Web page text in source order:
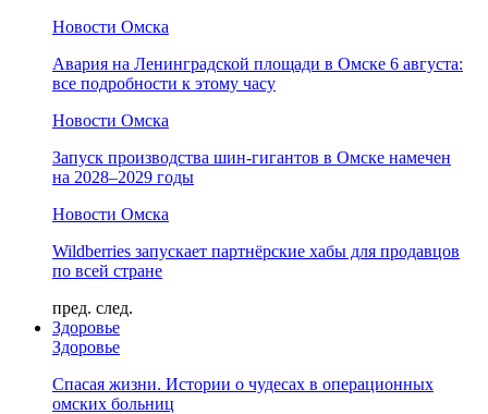
Новости Омска
Авария на Ленинградской площади в Омске 6 августа:
все подробности к этому часу
Новости Омска
Запуск производства шин-гигантов в Омске намечен
на 2028–2029 годы
Новости Омска
Wildberries запускает партнёрские хабы для продавцов
по всей стране
пред. след.
Здоровье
Здоровье
Спасая жизни. Истории о чудесах в операционных
омских больниц